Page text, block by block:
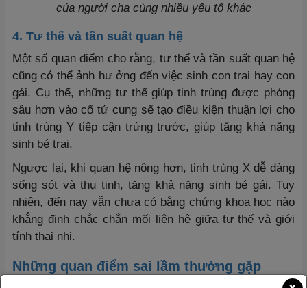
của người cha cùng nhiều yếu tố khác
4. Tư thế và tần suất quan hệ
Một số quan điểm cho rằng, tư thế và tần suất quan hệ
cũng có thể ảnh hư ởng đến việc sinh con trai hay con
gái. Cụ thể, những tư thế giúp tinh trùng được phóng
sâu hơn vào cổ tử cung sẽ tạo điều kiện thuận lợi cho
tinh trùng Y tiếp cận trứng trước, giúp tăng khả năng
sinh bé trai.
Ngược lại, khi quan hệ nông hơn, tinh trùng X dễ dàng
sống sót và thụ tinh, tăng khả năng sinh bé gái. Tuy
nhiên, đến nay vẫn chưa có bằng chứng khoa học nào
khẳng định chắc chắn mối liên hệ giữa tư thế và giới
tính thai nhi.
Những quan điểm sai lầm thường gặp